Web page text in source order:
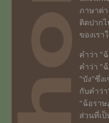
ภาษาต่า
ติดปาก
ของเร
คำว่า "
คำว่า "
"บัง"ซึ่ง
กับคำว่
"ฉ้อราษ
ส่วนที่เ